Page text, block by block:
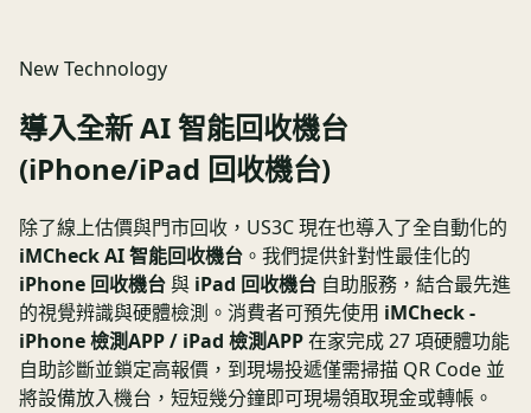
New Technology
導入全新 AI 智能回收機台
(iPhone/iPad 回收機台)
除了線上估價與門市回收，US3C 現在也導入了全自動化的
iMCheck AI 智能回收機台 。我們提供針對性最佳化的
iPhone 回收機台與 iPad 回收機台 自助服務，結合最先進
的視覺辨識與硬體檢測。消費者可預先使用 iMCheck -
iPhone 檢測APP / iPad 檢測APP在家完成 27 項硬體功能
自助診斷並鎖定高報價，到現場投遞僅需掃描 QR Code 並
將設備放入機台，短短幾分鐘即可現場領取現金或轉帳。